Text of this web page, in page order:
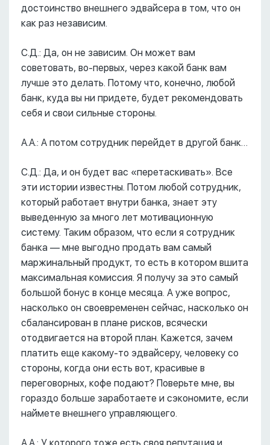
достоинство внешнего эдвайсера в том, что он
как раз независим.
С.Д.: Да, он не зависим. Он может вам
советовать, во-первых, через какой банк вам
лучше это делать. Потому что, конечно, любой
банк, куда вы ни придете, будет рекомендовать
себя и свои сильные стороны.
А.А.: А потом сотрудник перейдет в другой банк…
С.Д.: Да, и он будет вас «перетаскивать». Все
эти истории известны. Потом любой сотрудник,
который работает внутри банка, знает эту
выведенную за много лет мотивационную
систему. Таким образом, что если я сотрудник
банка –– мне выгодно продать вам самый
маржинальный продукт, то есть в котором вшита
максимальная комиссия. Я получу за это самый
большой бонус в конце месяца. А уже вопрос,
насколько он своевременен сейчас, насколько он
сбалансирован в плане рисков, всячески
отодвигается на второй план. Кажется, зачем
платить еще какому-то эдвайсеру, человеку со
стороны, когда они есть вот, красивые в
переговорных, кофе подают? Поверьте мне, вы
гораздо больше заработаете и сэкономите, если
наймете внешнего управляющего.